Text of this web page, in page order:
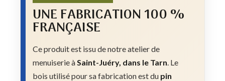
UNE FABRICATION 100 %
FRANÇAISE
Ce produit est issu de notre atelier de
menuiserie à Saint-Juéry, dans le Tarn . Le
bois utilisé pour sa fabrication est du pin